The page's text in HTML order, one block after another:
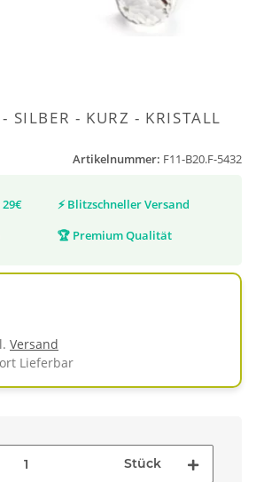
SILBER - KURZ - KRISTALL
Artikelnummer: F11-B20.F-5432
⚡ Blitzschneller Versand
🏆 Premium Qualität
Versand
Lieferbar
Stück